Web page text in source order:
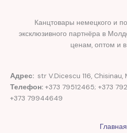
Канцтовары немецкого и
эксклюзивного партнёра в
ценам, оптом и
Адрес: str V.Dicescu 116, Chisinau,
Телефон: +373 79512465; +373
+373 79944649
Главная